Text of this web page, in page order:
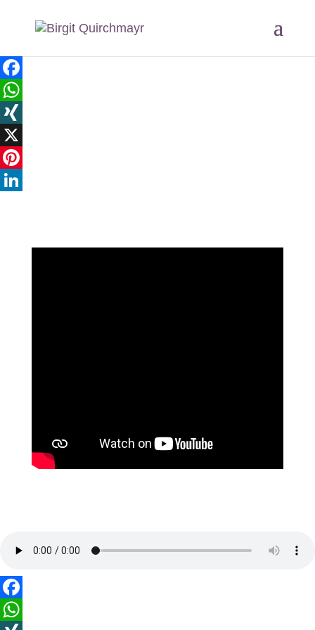
Facebook
WhatsApp
XING
X
Pinterest
Facebook